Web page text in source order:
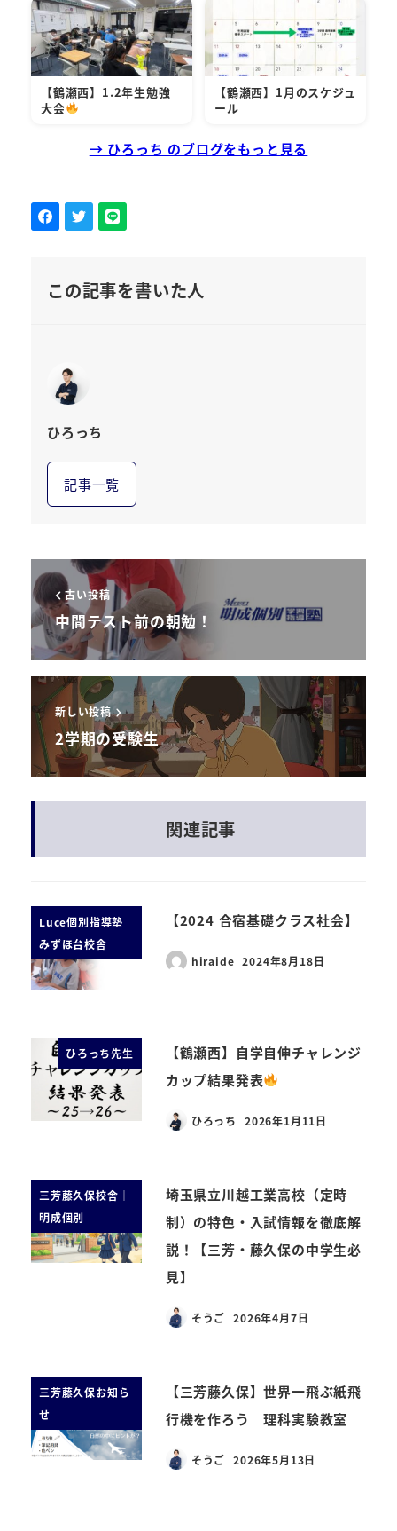
【鶴瀬西】1.2年生勉強
大会
【鶴瀬西】1月のスケジュ
ール
→ ひろっち のブログをもっと見る
この記事を書いた人
ひろっち
記事一覧
古い投稿
中間テスト前の朝勉！
新しい投稿
2学期の受験生
関連記事
Luce個別指導塾
みずほ台校舎
【2024 合宿基礎クラス社会】
hiraide 2024年8月18日
ひろっち先生
【鶴瀬西】自学自伸チャレンジ
カップ結果発表
ひろっち 2026年1月11日
三芳藤久保校舎｜
明成個別
埼玉県立川越工業高校（定時
制）の特色・入試情報を徹底解
説！【三芳・藤久保の中学生必
見】
そうご 2026年4月7日
三芳藤久保お知ら
せ
【三芳藤久保】世界一飛ぶ紙飛
行機を作ろう 理科実験教室
そうご 2026年5月13日